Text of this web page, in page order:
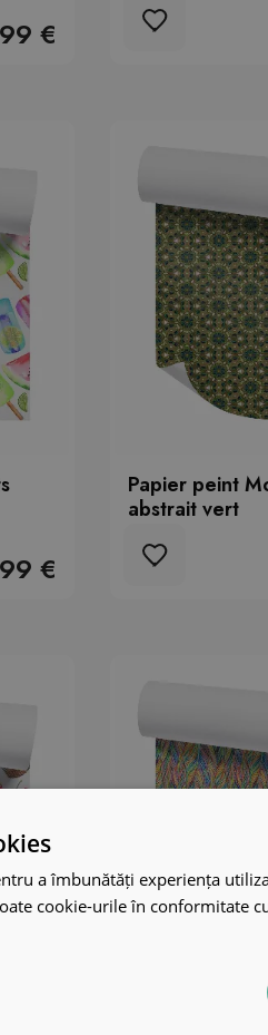
€
€
Papier peint
abstrait vert
Papier peint
a îmbunătăți experiența
cookie-urile în conformitate